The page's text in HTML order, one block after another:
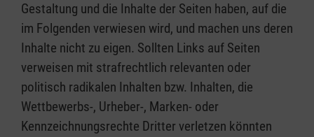
Gestaltung und die Inhalte der Seiten haben, auf die
im Folgenden verwiesen wird, und machen uns deren
Inhalte nicht zu eigen. Sollten Links auf Seiten
verweisen mit strafrechtlich relevanten oder
politisch radikalen Inhalten bzw. Inhalten, die
Wettbewerbs-, Urheber-, Marken- oder
Kennzeichnungsrechte Dritter verletzen könnten